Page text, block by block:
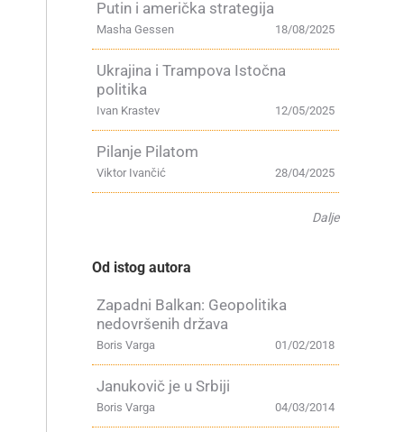
Putin i američka strategija
18/08/2025
Masha Gessen
Ukrajina i Trampova Istočna
politika
12/05/2025
Ivan Krastev
Pilanje Pilatom
28/04/2025
Viktor Ivančić
Dalje
Od istog autora
Zapadni Balkan: Geopolitika
nedovršenih država
01/02/2018
Boris Varga
Janukovič je u Srbiji
04/03/2014
Boris Varga